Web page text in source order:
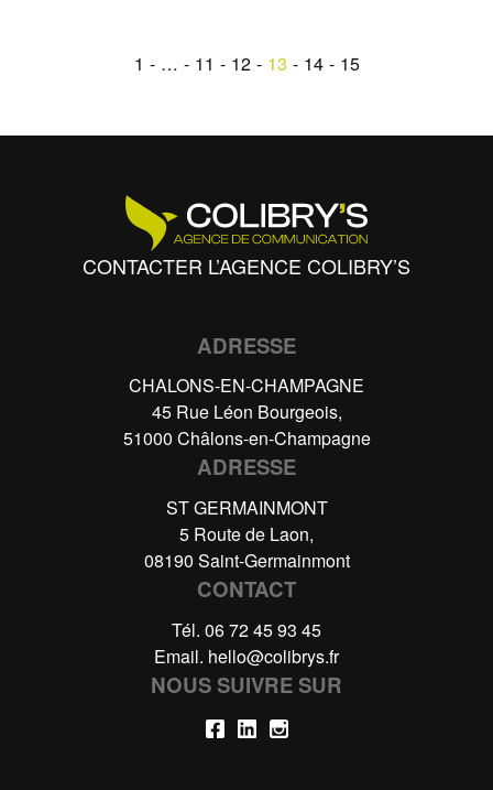
1 … 11 12 13 14 15
CONTACTER L’AGENCE COLIBRY’S
ADRESSE
CHALONS-EN-CHAMPAGNE
45 Rue Léon Bourgeois,
51000 Châlons-en-Champagne
ADRESSE
ST GERMAINMONT
5 Route de Laon,
08190 Saint-Germainmont
CONTACT
Tél. 06 72 45 93 45
Email. hello@colibrys.fr
NOUS SUIVRE SUR